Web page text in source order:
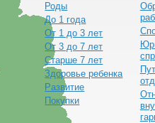
Роды
До 1 года
От 1 до 3 лет
От 3 до 7 лет
Старше 7 лет
Здоровье ребенка
Развитие
Покупки